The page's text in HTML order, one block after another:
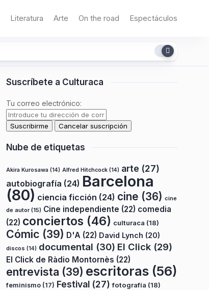
Literatura Arte On the road Espectáculos
Suscríbete a Culturaca
Tu correo electrónico:
Nube de etiquetas
Akira Kurosawa (14) Alfred Hitchcock (14) arte (27)
autobiografía (24) Barcelona
(80) ciencia ficción (24) cine (36) cine
de autor(15) Cine independiente (22) comedia
(22) conciertos (46) culturaca (18)
Cómic (39) D'A (22) David Lynch (20)
discos (14) documental (30) El Click (29)
El Click de Ràdio Montornès (22)
entrevista (39) escritoras (56)
feminismo (17) Festival (27) fotografía (18)